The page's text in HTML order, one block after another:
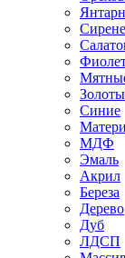
Синие
МДФ
Эмаль
Акрил
Береза
Дерево
Дуб
ЛДСП